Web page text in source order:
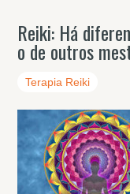
Reiki: Há
o de outros
Terapia Reiki